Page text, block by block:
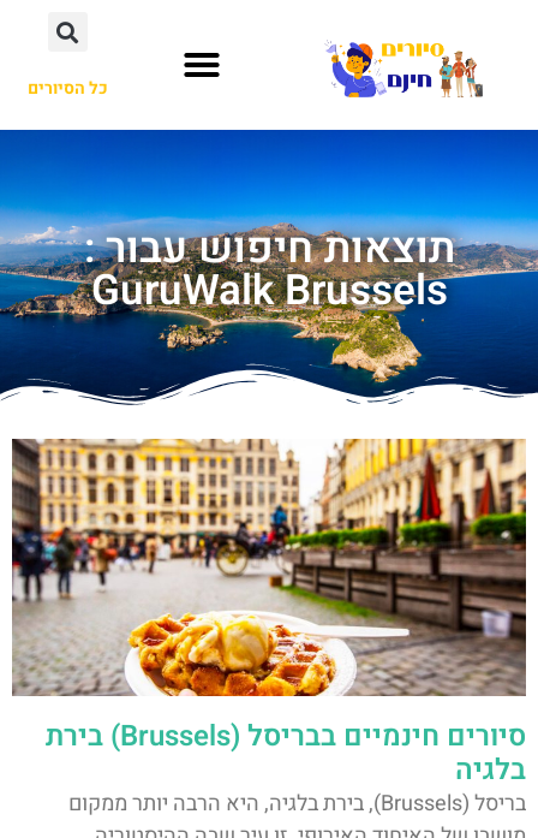
כל הסיורים
תוצאות חיפוש עבור :
GuruWalk Brussels
סיורים חינמיים בבריסל (Brussels) בירת
בלגיה
בריסל (Brussels), בירת בלגיה, היא הרבה יותר ממקום